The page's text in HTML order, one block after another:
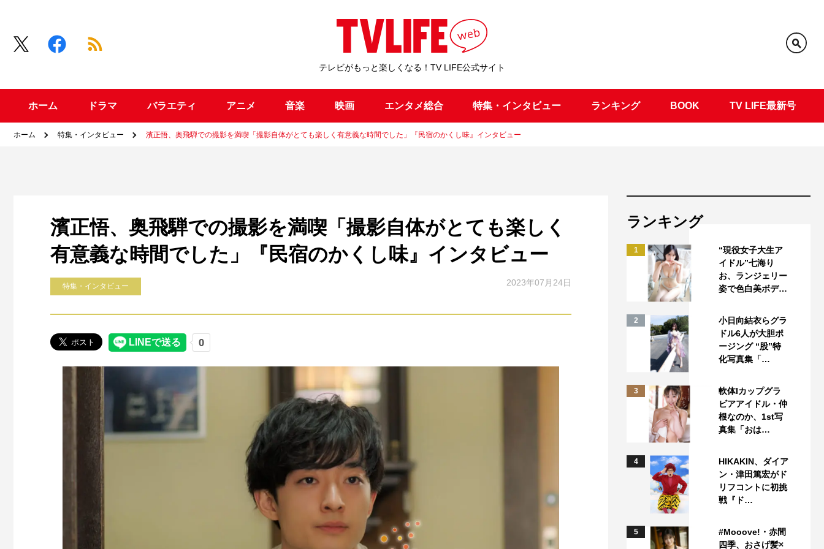
テレビがもっと楽しくなる！TV LIFE公式サイト
ホーム ドラマ バラエティ アニメ 音楽 映画 エンタメ総合 特集・インタビュー ランキング BOOK TV LIFE最新号
ホーム 特集・インタビュー 濱正悟、奥飛騨での撮影を満喫「撮影自体がとても楽しく有意義な時間でした」『民宿のかくし味』インタビュー
濱正悟、奥飛騨での撮影を満喫「撮影自体がとても楽しく
有意義な時間でした」『民宿のかくし味』インタビュー
特集・インタビュー 2023年07月24日
ランキング
1
“現役女子大生ア
イドル”七海り
お、ランジェリー
姿で色白美ボデ…
2
小日向結衣らグラ
ドル6人が大胆ポ
ージング “股”特
化写真集「…
3
軟体Iカップグラ
ビアアイドル・仲
根なのか、1st写
真集「おは…
4
HIKAKIN、ダイア
ン・津田篤宏がド
リフコントに初挑
戦『ド…
5
#Mooove!・赤間
四季、おさげ髪×